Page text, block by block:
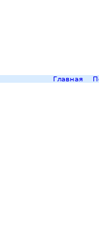
Главная